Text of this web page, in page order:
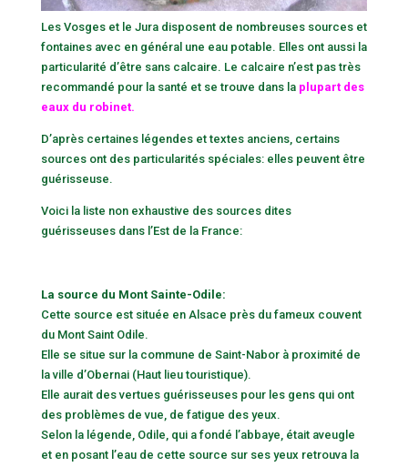
Les Vosges et le Jura disposent de nombreuses sources et
fontaines avec en général une eau potable. Elles ont aussi la
particularité d’être sans calcaire. Le calcaire n’est pas très
recommandé pour la santé et se trouve dans la plupart des
eaux du robinet.
D’après certaines légendes et textes anciens, certains
sources ont des particularités spéciales: elles peuvent être
guérisseuse.
Voici la liste non exhaustive des sources dites
guérisseuses dans l’Est de la France:
La source du Mont Sainte-Odile:
Cette source est située en Alsace près du fameux couvent
du Mont Saint Odile.
Elle se situe sur la commune de Saint-Nabor à proximité de
la ville d’Obernai (Haut lieu touristique).
Elle aurait des vertues guérisseuses pour les gens qui ont
des problèmes de vue, de fatigue des yeux.
Selon la légende, Odile, qui a fondé l’abbaye, était aveugle
et en posant l’eau de cette source sur ses yeux retrouva la